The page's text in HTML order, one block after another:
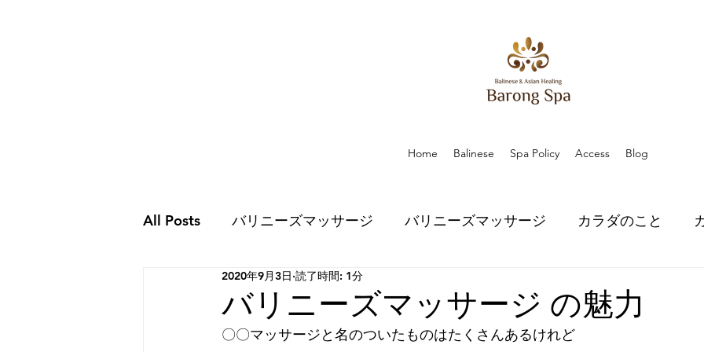
Home Balinese Spa Policy Access Blog
All Posts バリニーズマッサージ バリニーズマッサージ カラダのこと
ココロのこと ココロのこと
スピリチュアルな世界 口コミ 口コミ お知らせ
バリニーズマッサージ の魅力
2020年9月3日 読了時間: 1分
〇〇マッサージと名のついたものはたくさんあるけれど